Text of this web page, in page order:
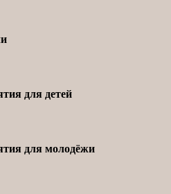
для детей
для молодёжи